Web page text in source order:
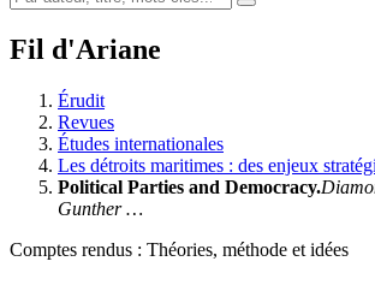
Fil d'Ariane
Érudit
Revues
Études internationales
Les détroits maritimes : des enjeux
Political Parties and Democracy.
Gunther…
Comptes rendus : Théories, méthode et idées